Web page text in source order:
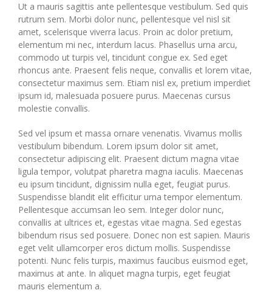
Ut a mauris sagittis ante pellentesque vestibulum. Sed quis
rutrum sem. Morbi dolor nunc, pellentesque vel nisl sit
amet, scelerisque viverra lacus. Proin ac dolor pretium,
elementum mi nec, interdum lacus. Phasellus urna arcu,
commodo ut turpis vel, tincidunt congue ex. Sed eget
rhoncus ante. Praesent felis neque, convallis et lorem vitae,
consectetur maximus sem. Etiam nisl ex, pretium imperdiet
ipsum id, malesuada posuere purus. Maecenas cursus
molestie convallis.
Sed vel ipsum et massa ornare venenatis. Vivamus mollis
vestibulum bibendum. Lorem ipsum dolor sit amet,
consectetur adipiscing elit. Praesent dictum magna vitae
ligula tempor, volutpat pharetra magna iaculis. Maecenas
eu ipsum tincidunt, dignissim nulla eget, feugiat purus.
Suspendisse blandit elit efficitur urna tempor elementum.
Pellentesque accumsan leo sem. Integer dolor nunc,
convallis at ultrices et, egestas vitae magna. Sed egestas
bibendum risus sed posuere. Donec non est sapien. Mauris
eget velit ullamcorper eros dictum mollis. Suspendisse
potenti. Nunc felis turpis, maximus faucibus euismod eget,
maximus at ante. In aliquet magna turpis, eget feugiat
mauris elementum a.